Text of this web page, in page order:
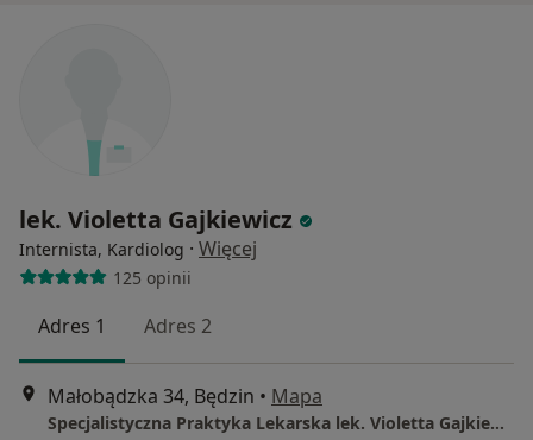
lek. Violetta Gajkiewicz
Internista, Kardiolog · Więcej
125 opinii
Adres 1 Adres 2
Małobądzka 34, Będzin • Mapa
Specjalistyczna Praktyka Lekarska lek. Violetta Gajkiewicz